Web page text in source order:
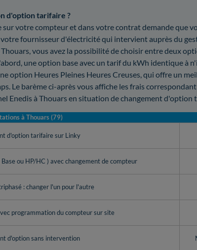
d'option tarifaire ?
votre compteur et dans votre contrat demande que
fournisseur d'électricité qui intervient auprès du
vous avez la possibilité de choisir entre deux
une option base avec un tarif du kWh identique à
option Heures Pleines Heures Creuses, qui offre un
Le barème ci-après vous affiche les frais
Enedis à Thouars en situation de changement d'option
à Thouars (79)
d'option tarifaire sur Linky
ou HP/HC ) avec changement de compteur
: changer l'un pour l'autre
programmation du compteur sur site
d'option sans intervention